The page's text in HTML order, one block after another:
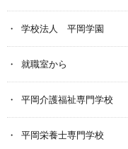
学校法人 平岡学園
就職室から
平岡介護福祉専門学校
平岡栄養士専門学校